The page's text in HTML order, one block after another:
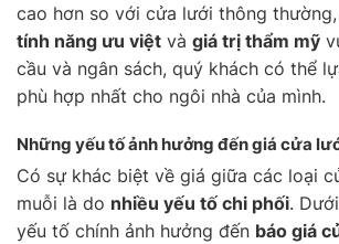
cao hơn so với cửa lưới thông
tính năng ưu việt và giá trị thẩm mỹ
cầu và ngân sách, quý khách có thể
phù hợp nhất cho ngôi nhà của mình.
Những yếu tố ảnh hưởng đến giá cửa
Có sự khác biệt về giá giữa các loại
muỗi là do nhiều yếu tố chi phối.
yếu tố chính ảnh hưởng đến báo giá